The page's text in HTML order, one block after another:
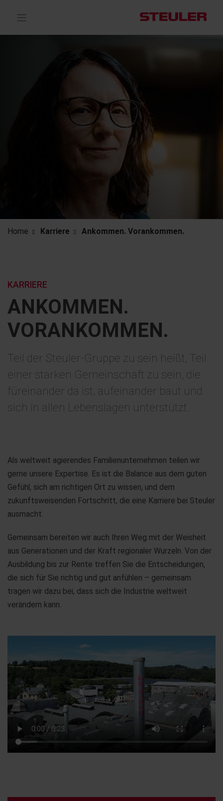
Home Karriere Ankommen. Vorankommen.
ANKOMMEN.
VORANKOMMEN.
KARRIERE
Teil der Steuler-Gruppe zu sein heißt, Teil
einer starken Gemeinschaft zu sein, die
füreinander da ist, aufeinander baut und
sich in allen Lebenslagen unterstützt.
Als weltweit agierendes Familienunternehmen teilen wir
gerne unsere Expertise. Es ist die Balance aus dem guten
Gefühl, sich am richtigen Ort zu wissen, und dem
zukunftsweisenden Fortschritt, die eine Karriere bei Steuler
ausmacht.
Gemeinsam bereiten wir auch Ihren Weg mit der Weisheit
aus Generationen und der Kraft regionaler Wurzeln. Von der
Ausbildung bis zur Rente treffen Sie die Entscheidungen,
die sich für Sie richtig und gut anfühlen – gemeinsam
tragen wir dazu bei, dass sich die Industrie weltweit
verändern kann.